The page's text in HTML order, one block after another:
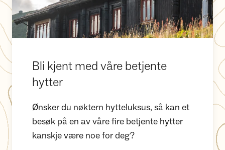
Bli kjent med våre betjente
hytter
Ønsker du nøktern hytteluksus, så kan et
besøk på en av våre fire betjente hytter
kanskje være noe for deg?